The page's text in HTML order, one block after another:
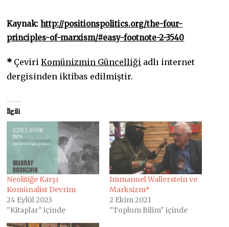
Kaynak:http://positionspolitics.org/the-four-
principles-of-marxism/#easy-footnote-2-3540
* ÇeviriKomünizmin Güncelliği adlı internet
dergisinden iktibas edilmiştir.
İlgili
Neolitiğe Karşı
Komünalist Devrim
24 Eylül 2023
"Kitaplar" içinde
Immanuel Wallerstein ve
Marksizm*
2 Ekim 2021
"Toplum Bilim" içinde